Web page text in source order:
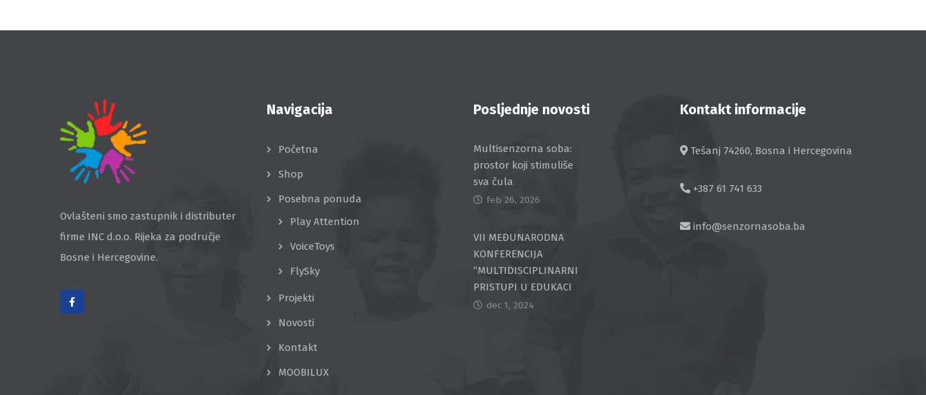
Ovlašteni smo zastupnik i distributer
firme INC d.o.o. Rijeka za područje
Bosne i Hercegovine.
Navigacija
Početna
Shop
Posebna ponuda
Play Attention
VoiceToys
FlySky
Projekti
Novosti
Kontakt
MOOBILUX
Posljednje novosti
Multisenzorna soba:
prostor koji stimuliše
sva čula
feb 26, 2026
VII MEĐUNARODNA
KONFERENCIJA
“MULTIDISCIPLINARNI
PRISTUPI U EDUKACI
dec 1, 2024
Kontakt informacije
Tešanj 74260, Bosna i Hercegovina
+387 61 741 633
info@senzornasoba.ba